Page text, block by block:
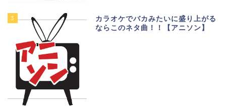
3
カラオケでバカみたいに盛り上がる
ならこのネタ曲！！【アニソン】